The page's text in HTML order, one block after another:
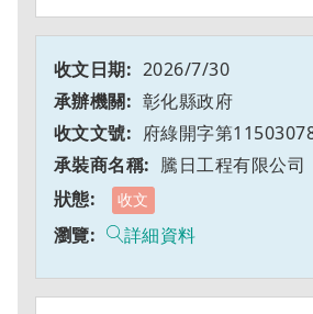
2026/7/30
彰化縣政府
府綠開字第
騰日工程有限公司
收文
詳細資料